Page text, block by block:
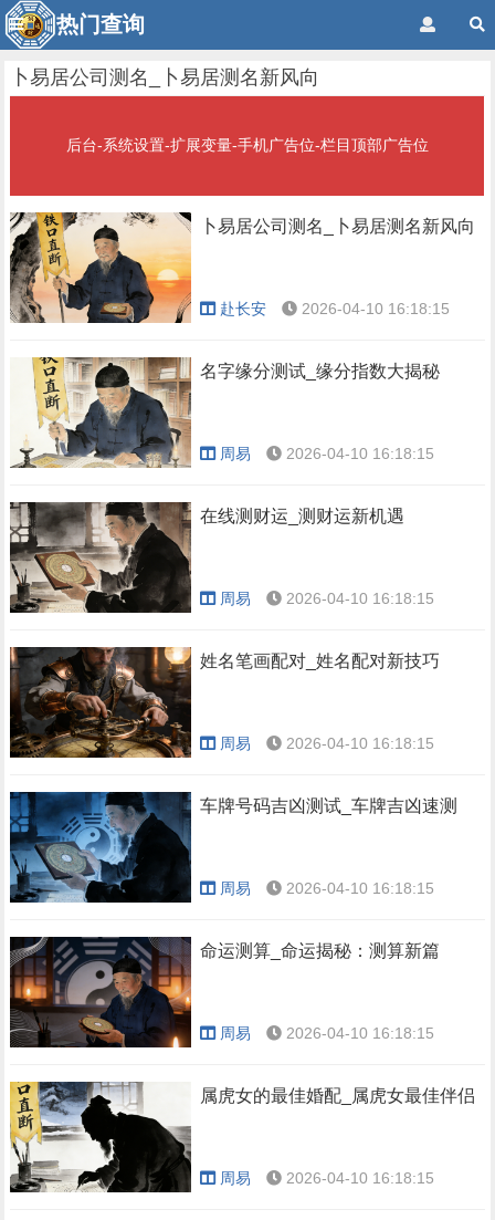
热门查询
卜易居公司测名_卜易居测名新风向
后台-系统设置-扩展变量-手机广告位-栏目顶部广告位
卜易居公司测名_卜易居测名新风向
赴长安 2026-04-10 16:18:15
名字缘分测试_缘分指数大揭秘
周易 2026-04-10 16:18:15
在线测财运_测财运新机遇
周易 2026-04-10 16:18:15
姓名笔画配对_姓名配对新技巧
周易 2026-04-10 16:18:15
车牌号码吉凶测试_车牌吉凶速测
周易 2026-04-10 16:18:15
命运测算_命运揭秘：测算新篇
周易 2026-04-10 16:18:15
属虎女的最佳婚配_属虎女最佳伴侣
周易 2026-04-10 16:18:15